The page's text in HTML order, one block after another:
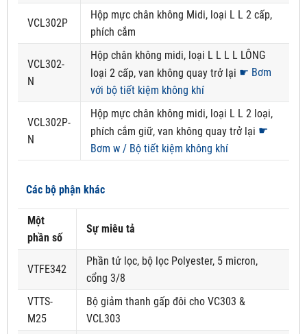
VCL302P
Hộp mực chân không Midi, loại L L 2 cấp,
phích cắm
VCL302-
N
Hộp chân không midi, loại L L L L LÔNG
loại 2 cấp, van không quay trở lại ☛ Bơm
với bộ tiết kiệm không khí
VCL302P-
N
Hộp mực chân không midi, loại L L 2 loại,
phích cắm giữ, van không quay trở lại ☛
Bơm w / Bộ tiết kiệm không khí
Các bộ phận khác
Một
phần số
Sự miêu tả
VTFE342
Phần tử lọc, bộ lọc Polyester, 5 micron,
cổng 3/8
VTTS-
M25
Bộ giảm thanh gấp đôi cho VC303 &
VCL303